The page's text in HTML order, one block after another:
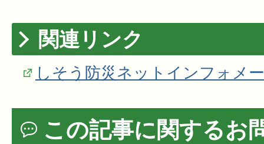
関連リンク
しそう防災ネットインフォメ
この記事に関するお